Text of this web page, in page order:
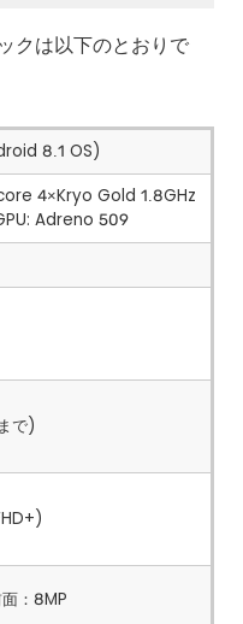
クは以下のとおりで
8.1 OS)
4×Kryo Gold 1.8GHz
Adreno 509
で)
：8MP